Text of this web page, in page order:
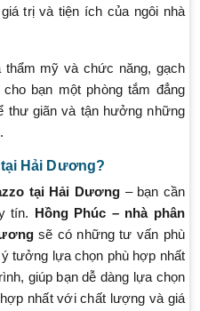
trị và tiện ích của ngôi nhà
mỹ và chức năng, gạch
bạn một phòng tắm đẳng
thư giãn và tận hưởng những
Hải Dương?
tại Hải Dương – bạn cần
tín. Hồng Phúc –nhà phân
sẽ có những tư vấn phù
tưởng lựa chọn phù hợp nhất
giúp bạn dễ dàng lựa chọn
nhất với chất lượng và giá